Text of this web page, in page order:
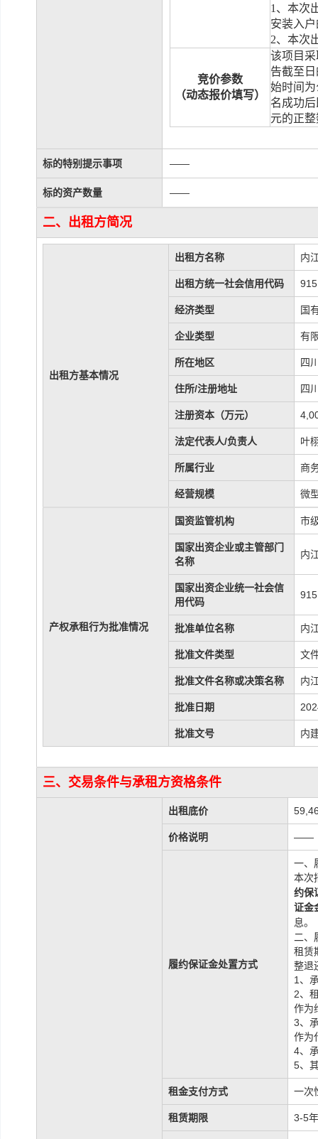
1 、本次
安装入
2、本次
竞价参数
（动态报价填写）
该项目
告截至日
始时间
名成功
元的正
标的特别提示事项 ——
标的资产数量 ——
二、出租方简况
出租方基本情况
出租方名称 内
出租方统一社会信用代码
经济类型 国
企业类型 有
所在地区 四
住所/注册地址 四
注册资本（万元）
法定代表人/负责人 叶
所属行业 商
经营规模 微
产权承租行为批准情况
国资监管机构 市
国家出资企业或主管部门
名称
内
国家出资企业统一社会信
用代码
批准单位名称 内
批准文件类型 文
批准文件名称或决策名称 内
批准日期
批准文号 内
三、交易条件与承租方资格条件
出租底价
价格说明 ——
履约保证金处置方式
一、
本次
约保
证金
息。
二、
租赁
整退
1、
2、
作为
3、
作为
4、
5、
租金支付方式 一次
租赁期限 3-5年